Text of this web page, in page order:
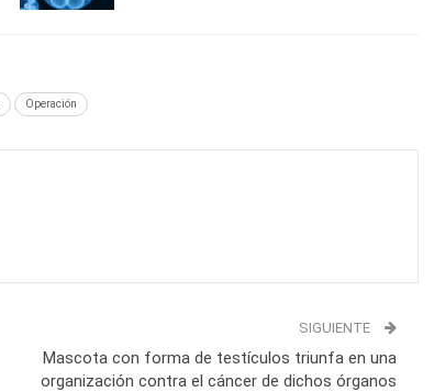
Operación
SIGUIENTE
Mascota con forma de testículos triunfa en una
organización contra el cáncer de dichos órganos